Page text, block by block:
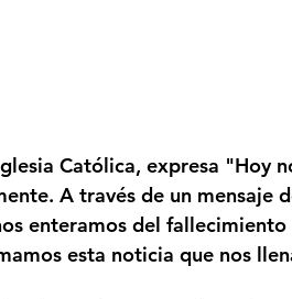
Católica, expresa "Hoy
A través de un mensaje
enteramos del fallecimiento
esta noticia que nos